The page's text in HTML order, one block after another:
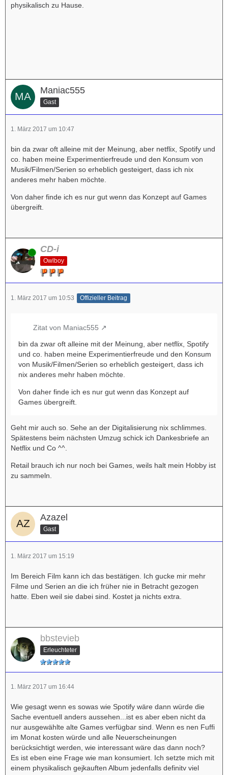
physikalisch zu Hause.
Maniac555
Gast
1. März 2017 um 10:47
bin da zwar oft alleine mit der Meinung, aber netflix, Spotify und
co. haben meine Experimentierfreude und den Konsum von
Musik/Filmen/Serien so erheblich gesteigert, dass ich nix
anderes mehr haben möchte.
Von daher finde ich es nur gut wenn das Konzept auf Games
übergreift.
Online CD-i
Owlboy
1. März 2017 um 10:53 Offizieller Beitrag
Zitat von Maniac555
bin da zwar oft alleine mit der Meinung, aber netflix, Spotify
und co. haben meine Experimentierfreude und den Konsum
von Musik/Filmen/Serien so erheblich gesteigert, dass ich
nix anderes mehr haben möchte.
Von daher finde ich es nur gut wenn das Konzept auf
Games übergreift.
Geht mir auch so. Sehe an der Digitalisierung nix schlimmes.
Spätestens beim nächsten Umzug schick ich Dankesbriefe an
Netflix und Co ^^.
Retail brauch ich nur noch bei Games, weils halt mein Hobby ist
zu sammeln.
Azazel
Gast
1. März 2017 um 15:19
Im Bereich Film kann ich das bestätigen. Ich gucke mir mehr
Filme und Serien an die ich früher nie in Betracht gezogen
hatte. Eben weil sie dabei sind. Kostet ja nichts extra.
bbstevieb
Erleuchteter
1. März 2017 um 16:44
Wie gesagt wenn es sowas wie Spotify wäre dann würde die
Sache eventuell anders aussehen...ist es aber eben nicht da
nur ausgewählte alte Games verfügbar sind. Wenn es nen Fuffi
im Monat kosten würde und alle Neuerscheinungen
berücksichtigt werden, wie interessant wäre das dann noch?
Es ist eben eine Frage wie man konsumiert. Ich setzte mich mit
einem physikalisch gejkauften Album jedenfalls definitv viel